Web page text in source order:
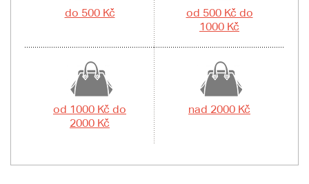
do 500 Kč
od 500 Kč do
1000 Kč
od 1000 Kč do
2000 Kč
nad 2000 Kč